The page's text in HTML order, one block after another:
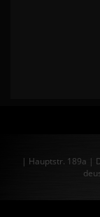
| Hauptstr. 189a |